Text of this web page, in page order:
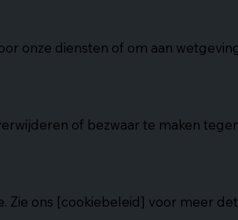
onze diensten of om aan
of bezwaar te maken
Zie ons [cookiebeleid] voor meer